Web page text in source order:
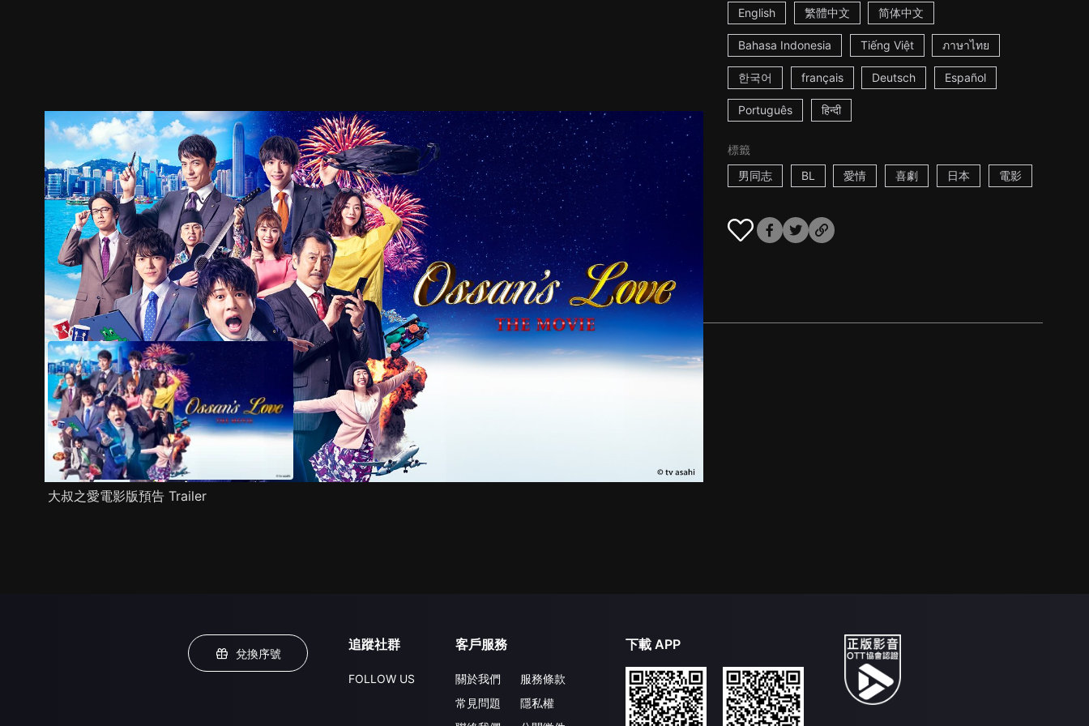
English 繁體中文 简体中文
Bahasa Indonesia Tiếng Việt ภาษาไทย
한국어 français Deutsch Español
Português हिन्दी
標籤
男同志
BL 愛情 喜劇 日本 電影
預告 劇照 推薦影片 劇情介紹
大叔之愛電影版預告 Trailer
兌換序號
追蹤社群
FOLLOW US
客戶服務
關於我們
常見問題
服務條款
隱私權
下載 APP